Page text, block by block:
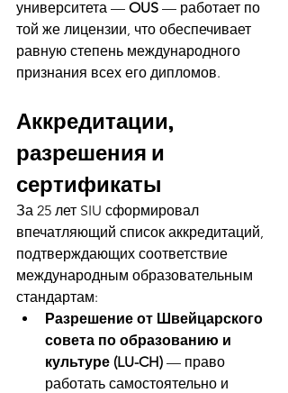
университета — OUS — работает по
той же лицензии, что обеспечивает
равную степень международного
признания всех его дипломов.
Аккредитации,
разрешения и
сертификаты
За 25 лет SIU сформировал
впечатляющий список аккредитаций,
подтверждающих соответствие
международным образовательным
стандартам:
Разрешение от Швейцарского
совета по образованию и
культуре (LU-CH) — право
работать самостоятельно и